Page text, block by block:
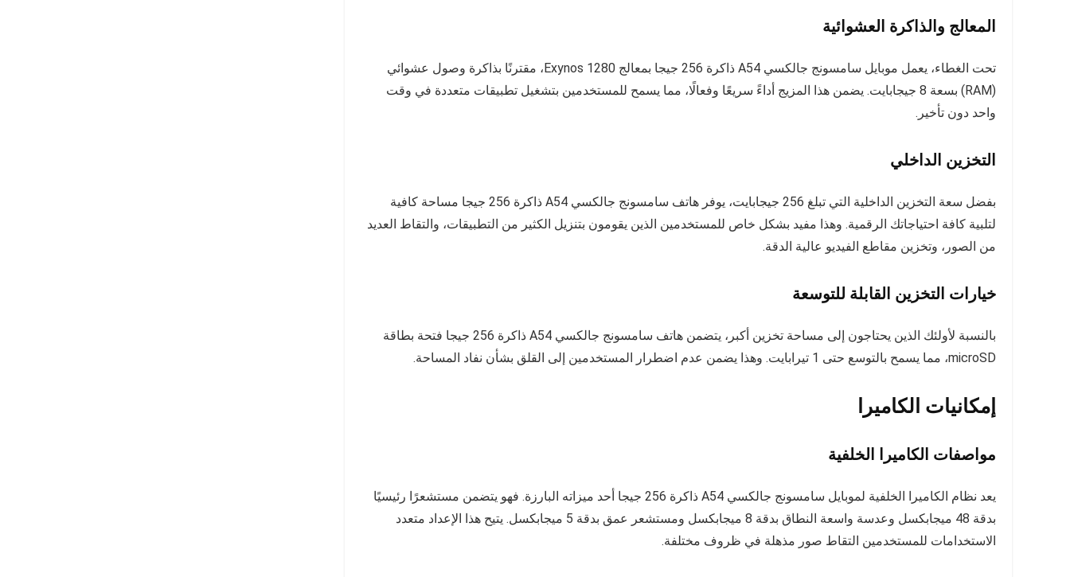
المعالج والذاكرة العشوائية
تحت الغطاء، يعمل موبايل سامسونج جالكسي A54 ذاكرة 256 جيجا بمعالج Exynos 1280، مقترنًا بذاكرة وصول عشوائي
(RAM) بسعة 8 جيجابايت. يضمن هذا المزيج أداءً سريعًا وفعالًا، مما يسمح للمستخدمين بتشغيل تطبيقات متعددة في وقت
واحد دون تأخير.
التخزين الداخلي
بفضل سعة التخزين الداخلية التي تبلغ 256 جيجابايت، يوفر هاتف سامسونج جالكسي A54 ذاكرة 256 جيجا مساحة كافية
لتلبية كافة احتياجاتك الرقمية. وهذا مفيد بشكل خاص للمستخدمين الذين يقومون بتنزيل الكثير من التطبيقات، والتقاط العديد
من الصور، وتخزين مقاطع الفيديو عالية الدقة.
خيارات التخزين القابلة للتوسعة
بالنسبة لأولئك الذين يحتاجون إلى مساحة تخزين أكبر، يتضمن هاتف سامسونج جالكسي A54 ذاكرة 256 جيجا فتحة بطاقة
microSD، مما يسمح بالتوسع حتى 1 تيرابايت. وهذا يضمن عدم اضطرار المستخدمين إلى القلق بشأن نفاد المساحة.
إمكانيات الكاميرا
مواصفات الكاميرا الخلفية
يعد نظام الكاميرا الخلفية لموبايل سامسونج جالكسي A54 ذاكرة 256 جيجا أحد ميزاته البارزة. فهو يتضمن مستشعرًا رئيسيًا
بدقة 48 ميجابكسل وعدسة واسعة النطاق بدقة 8 ميجابكسل ومستشعر عمق بدقة 5 ميجابكسل. يتيح هذا الإعداد متعدد
الاستخدامات للمستخدمين التقاط صور مذهلة في ظروف مختلفة.